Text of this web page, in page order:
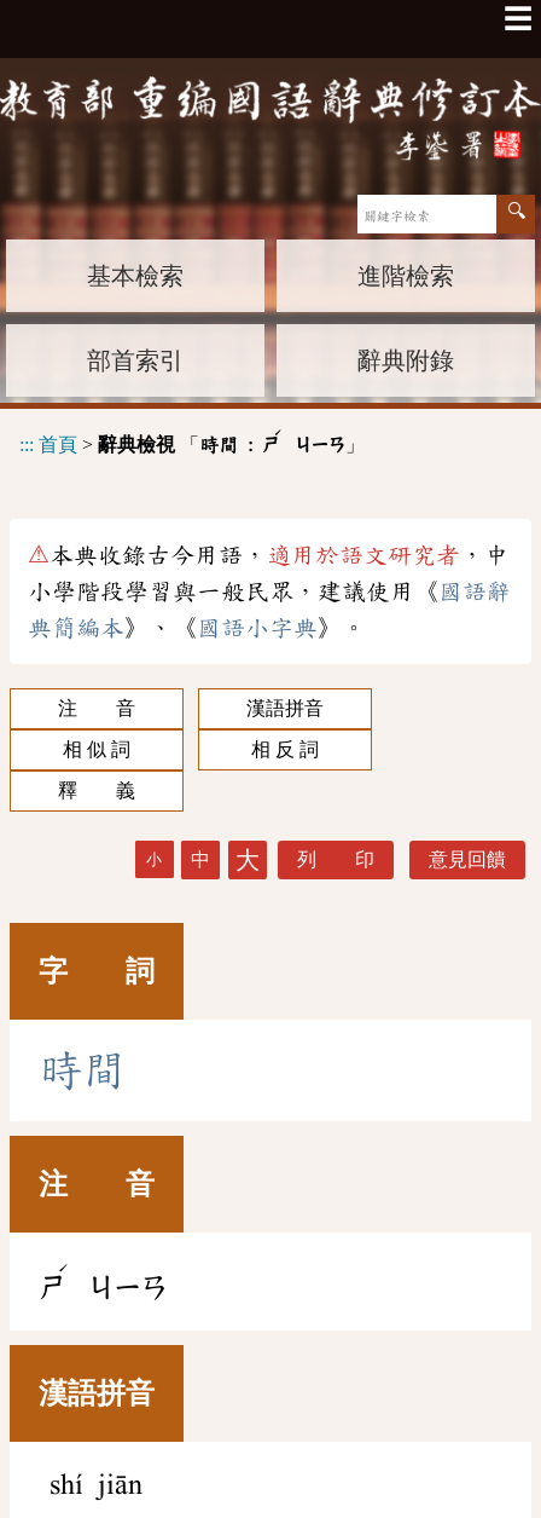
☰
基本檢索 進階檢索
部首索引 辭典附錄
::: 首頁 > 辭典檢視「 時間 : ㄕ
ˊ
ㄐㄧㄢ 」
⚠本典收錄古今用語， 適用於語文研究者 ，中
小學階段學習與一般民眾，建議使用《 國語辭
典簡編本》、《 國語小字典》。
注 音
漢語拼音
相 似 詞
相 反 詞
釋 義
小 中 大 列 印 意見回饋
字 詞
時間
注 音
ㄕ
ˊ
ㄐㄧㄢ
漢語拼音
shí jiān